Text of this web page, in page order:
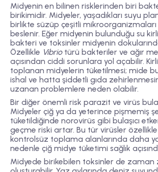
Midyenin en bilinen risklerinden biri
birikimidir. Midyeler, yaşadıkları suyu
birlikte süzüp çeşitli
beslenir. Eğer midyenin bulunduğu su
bakteri ve toksinler midyenin
Özellikle Vibriotürü bakteriler ve ağır
açısından ciddi sorunlara yol açabilir.
toplanan midyelerin tüketilmesi; mide
ishal ve hatta şiddetli gıda
uzanan problemlere neden olabilir.
Bir diğer önemli risk parazit ve virüs
Midyeler çiğ ya da yeterince pişmemiş
tüketildiğinde norovirüs gibi bulaşıcı
geçme riski artar. Bu tür virüsler özellikle
kontrolsüz toplama alanlarında daha
nedenle çiğ midye tüketimi sağlık
Midyede birikebilen toksinler de zaman